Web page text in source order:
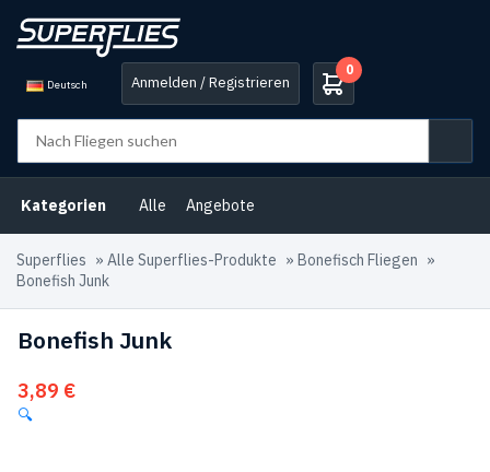
Deutsch Anmelden / Registrieren
0
Kategorien Alle Angebote
Superflies » Alle Superflies-Produkte » Bonefisch Fliegen »
Bonefish Junk
Bonefish Junk
3,89 €
🔍